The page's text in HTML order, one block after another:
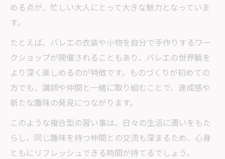
める点が、忙しい大人にとって大きな魅力となっていま
す。
たとえば、バレエの衣装や小物を自分で手作りするワー
クショップが開催されることもあり、バレエの世界観を
より深く楽しめるのが特徴です。ものづくりが初めての
方でも、講師や仲間と一緒に取り組むことで、達成感や
新たな趣味の発見につながります。
このような複合型の習い事は、日々の生活に潤いをもた
らし、同じ趣味を持つ仲間との交流も深まるため、心身
ともにリフレッシュできる時間が持てるでしょう。